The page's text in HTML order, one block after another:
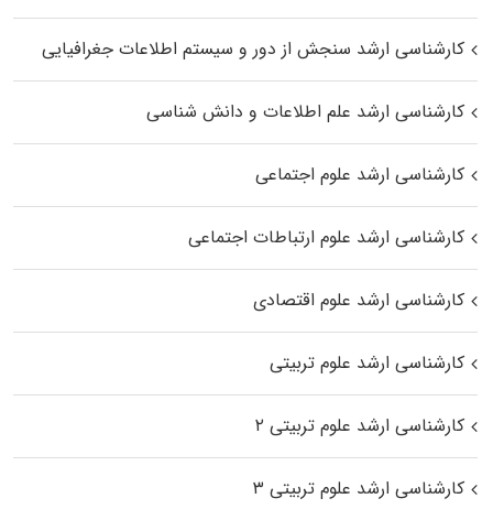
کارشناسی ارشد سنجش از دور و سیستم اطلاعات جغرافیایی
کارشناسی ارشد علم اطلاعات و دانش شناسی
کارشناسی ارشد علوم اجتماعی
کارشناسی ارشد علوم ارتباطات اجتماعی
کارشناسی ارشد علوم اقتصادی
کارشناسی ارشد علوم تربیتی
کارشناسی ارشد علوم تربیتی ۲
کارشناسی ارشد علوم تربیتی ۳